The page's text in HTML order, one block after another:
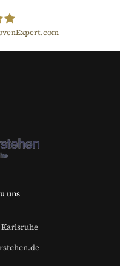
GmbH
Karlsruhe
uns
Karlsruhe